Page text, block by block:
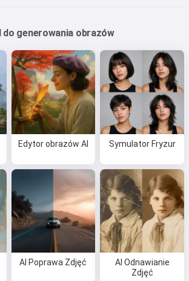
do generowania obrazów
Edytor obrazów AI Symulator Fryzur
AI Poprawa Zdjęć
AI Odnawianie
Zdjęć